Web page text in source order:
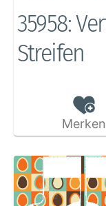
35958:
Streifen
Merken